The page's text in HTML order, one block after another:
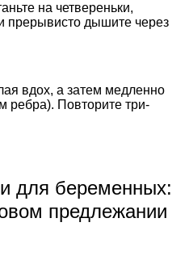
на четвереньки,
прерывисто дышите через
вдох, а затем медленно
ребра). Повторите три-
для беременных:
предлежании